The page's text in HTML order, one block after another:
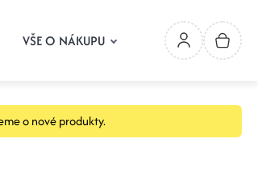
VŠE O NÁKUPU
o nové produkty.